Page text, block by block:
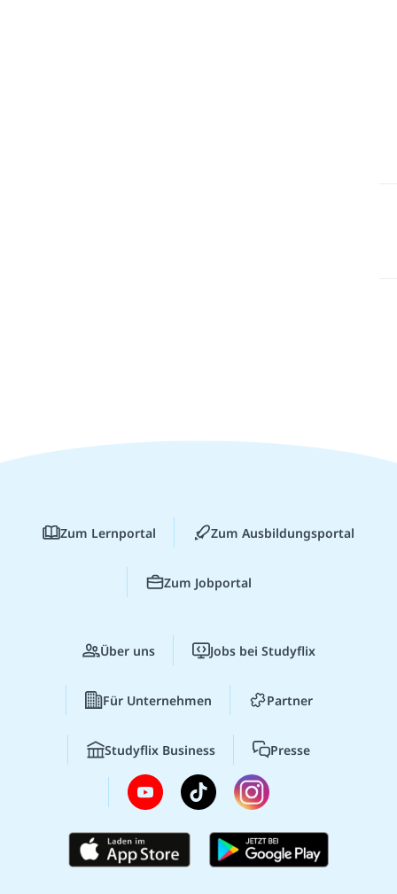
Zum Lernportal Zum Ausbildungsportal
Zum Jobportal
Über uns Jobs bei Studyflix
Für Unternehmen Partner
Studyflix Business Presse